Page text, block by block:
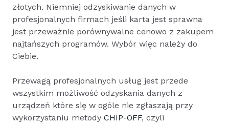
złotych. Niemniej odzyskiwanie danych w
profesjonalnych firmach jeśli karta jest sprawna
jest przeważnie porównywalne cenowo z zakupem
najtańszych programów. Wybór więc należy do
Ciebie.
Przewagą profesjonalnych usług jest przede
wszystkim możliwość odzyskania danych z
urządzeń które się w ogóle nie zgłaszają przy
wykorzystaniu metody CHIP-OFF, czyli